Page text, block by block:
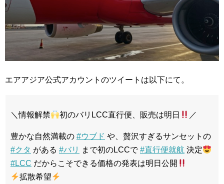
エアアジア公式アカウントのツイートは以下にて。
＼情報解禁 初のバリLCC直行便、販売は明日 ／
豊かな自然満載の #ウブド や、贅沢すぎるサンセットの
#クタ がある #バリ まで初のLCCで#直行便就航 決定
#LCC だからこそできる価格の発表は明日公開
拡散希望